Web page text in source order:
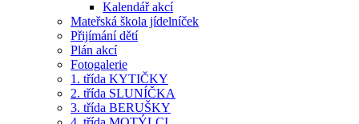
Kalendář akcí
Mateřská škola jídelníček
Přijímání dětí
Plán akcí
Fotogalerie
1. třída KYTIČKY
2. třída SLUNÍČKA
3. třída BERUŠKY